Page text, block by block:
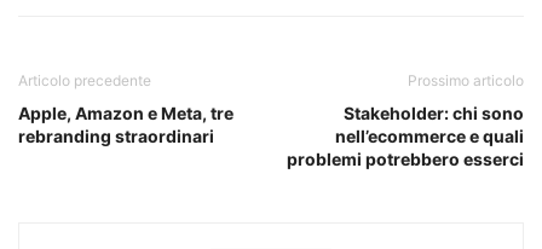
Articolo precedente
Apple, Amazon e Meta, tre
rebranding straordinari
Prossimo articolo
Stakeholder: chi sono
nell’ecommerce e quali
problemi potrebbero esserci